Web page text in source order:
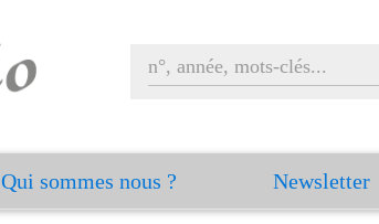
Qui sommes nous ? Newsletter